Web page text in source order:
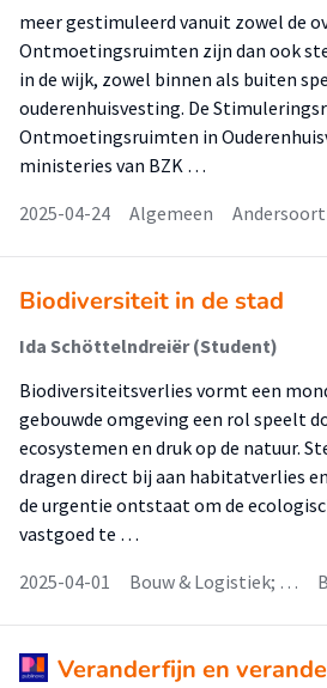
meer gestimuleerd vanuit zowel de
Ontmoetingsruimten zijn dan ook
in de wijk, zowel binnen als buiten
ouderenhuisvesting. De
Ontmoetingsruimten in
ministeries van BZK …
2025-04-24
Algemeen
Biodiversiteit in de stad
Ida Schöttelndreiër (Student)
Biodiversiteitsverlies vormt een
gebouwde omgeving een rol speelt
ecosystemen en druk op de natuur.
dragen direct bij aan habitatverlies
de urgentie ontstaat om de
vastgoed te …
2025-04-01
Bouw & Logistiek; …
Veranderfijn en